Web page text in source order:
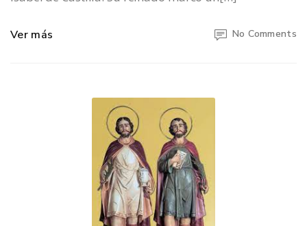
Ver más No Comments